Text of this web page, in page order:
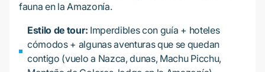
fauna en la Amazonía.
Estilo de tour: Imperdibles con guía + hoteles
cómodos + algunas aventuras que se quedan
contigo (vuelo a Nazca, dunas, Machu Picchu,